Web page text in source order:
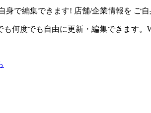
身で編集できます! 店舗/企業情報を ご
何度でも自由に更新・編集できます。